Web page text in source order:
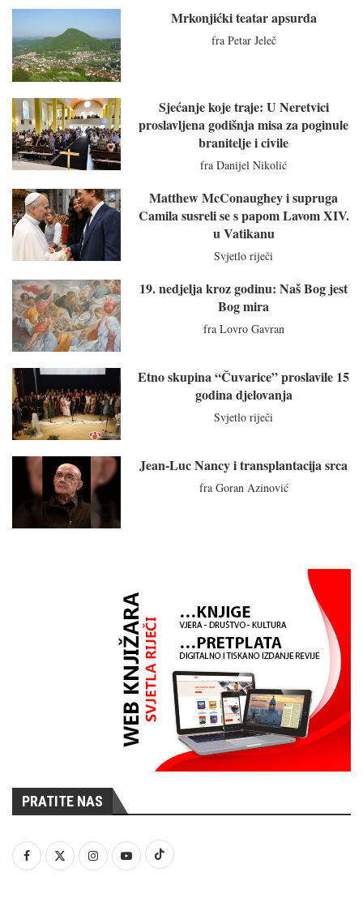
Mrkonjićki teatar apsurda
fra Petar Jeleč
Sjećanje koje traje: U Neretvici
proslavljena godišnja misa za poginule
branitelje i civile
fra Danijel Nikolić
Matthew McConaughey i supruga
Camila susreli se s papom Lavom XIV.
u Vatikanu
Svjetlo riječi
19. nedjelja kroz godinu: Naš Bog jest
Bog mira
fra Lovro Gavran
Etno skupina “Čuvarice” proslavile 15
godina djelovanja
Svjetlo riječi
Jean-Luc Nancy i transplantacija srca
fra Goran Azinović
PRATITE NAS